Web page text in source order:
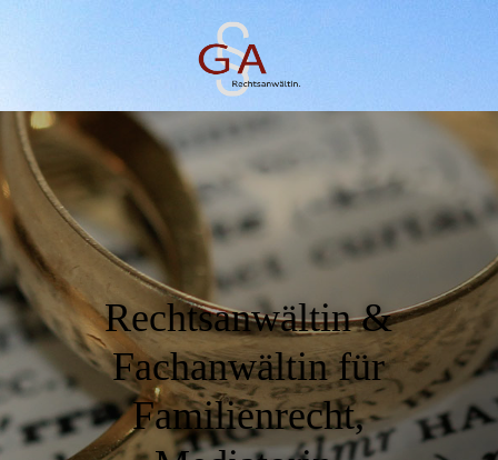
Rechtsanwältin &
Fachanwältin für
Familienrecht,